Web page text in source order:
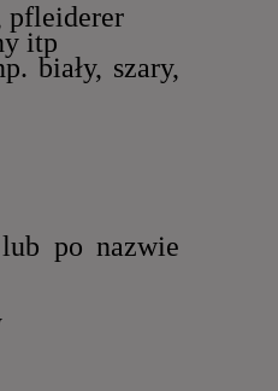
pfleiderer
itp
biały, szary,
po nazwie